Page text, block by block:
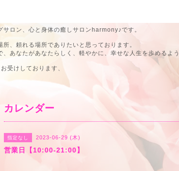
ロン、心と身体の癒しサロンharmony♪です。
、頼れる場所でありたいと思っております。
あなたがあなたらしく、軽やかに、幸せな人生を歩めるよ
受けしております、
カレンダー
指定なし 2023-06-29 (木)
営業日【10:00-21:00】